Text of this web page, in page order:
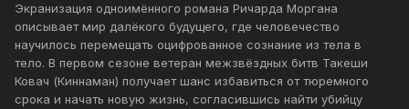
Экранизация одноимённого романа Ричарда Моргана
описывает мир далёкого будущего, где человечество
научилось перемещать оцифрованное сознание из тела в
тело. В первом сезоне ветеран межзвёздных битв Такеши
Ковач (Киннаман) получает шанс избавиться от тюремного
срока и начать новую жизнь, согласившись найти убийцу